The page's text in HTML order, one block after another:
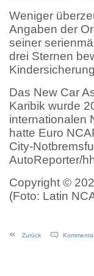
Weniger
Angaben der
seiner
drei Sternen
Das New Car
Karibik wurde
internationalen
hatte Euro
City-
AutoReporter/
Copyright ©
(Foto: Latin
Zurück